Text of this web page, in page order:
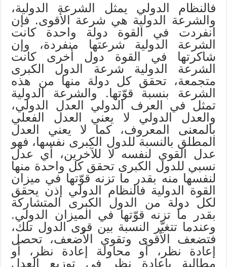
فالنظام الدولي يمثل الشرعة الدولية،
والشرعة الدولية هي شرعة الأقوى. فإن
انفردت في القوة دولة واحدة كانت
الشرعة الدولية شرعتها منفردة، وإن
شاكرتها في القوة دول أخرى كانت
الشرعة الدولية شرعة الدول الكبرى
متجمعة، تحقق كل دولة منها من هذه
الشرعة بنسبة قوّتها. والشرعة الدولية
تمثل في العرف الدولي العدل الدولي،
والعدل الدولي لا يعني العدل الفعلي
بالمعنى المعروف، كما لا يعني العدل
المطلق بالنسبة للدول الكبرى نفسها، فهو
عدل القوي لنفسه لا للآخرين، أي عدل
نسبي للدول الكبرى تحقق كل واحدة منها
لنفسها منه بقدر ما تزنه قوّتها في ميزان
القوة الدولية فالنظام الدولي إذن يحقق
لكل دولة من الدول الكبرى المتشاركة
بقدر ما تزنه قوّتها في الميزان الدولي.
وعندما تتغيّر النسبة بين قوى الدول تلك،
فتضعف الأقوى وتقوي الأضعف، تحصل
إعادة نظر، أو محاولة إعادة نظر، أو
مطالبة بإعادة نظر في توزيع العدل